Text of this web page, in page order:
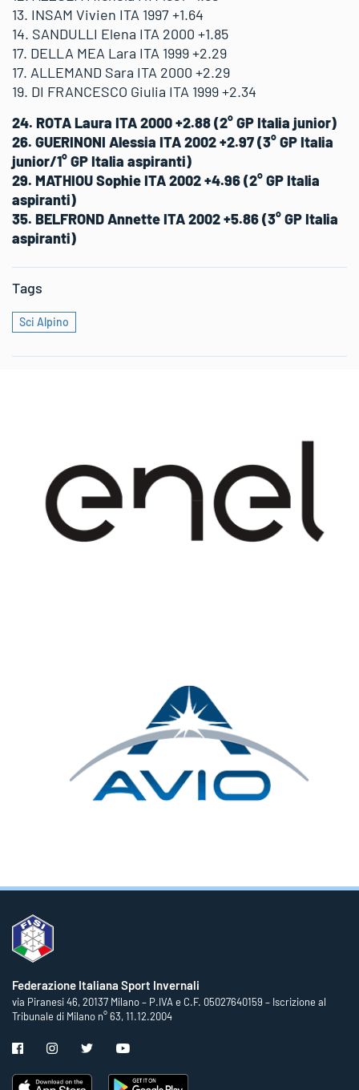
13. INSAM Vivien ITA 1997 +1.64
14. SANDULLI Elena ITA 2000 +1.85
17. DELLA MEA Lara ITA 1999 +2.29
17. ALLEMAND Sara ITA 2000 +2.29
19. DI FRANCESCO Giulia ITA 1999 +2.34
24. ROTA Laura ITA 2000 +2.88 (2° GP Italia junior)
26. GUERINONI Alessia ITA 2002 +2.97 (3° GP Italia
junior/1° GP Italia aspiranti)
29. MATHIOU Sophie ITA 2002 +4.96 (2° GP Italia
aspiranti)
35. BELFROND Annette ITA 2002 +5.86 (3° GP Italia
aspiranti)
Tags
Sci Alpino
Federazione Italiana Sport Invernali
via Piranesi 46, 20137 Milano – P.IVA e C.F. 05027640159 – Iscrizione al
Tribunale di Milano n° 63, 11.12.2004